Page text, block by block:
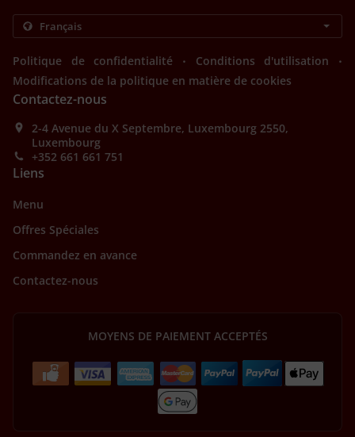
Politique de confidentialité . Conditions d'utilisation .
Modifications de la politique en matière de cookies
Contactez-nous
2-4 Avenue du X Septembre, Luxembourg 2550,
Luxembourg
+352 661 661 751
Liens
Menu
Offres Spéciales
Commandez en avance
Contactez-nous
MOYENS DE PAIEMENT ACCEPTÉS